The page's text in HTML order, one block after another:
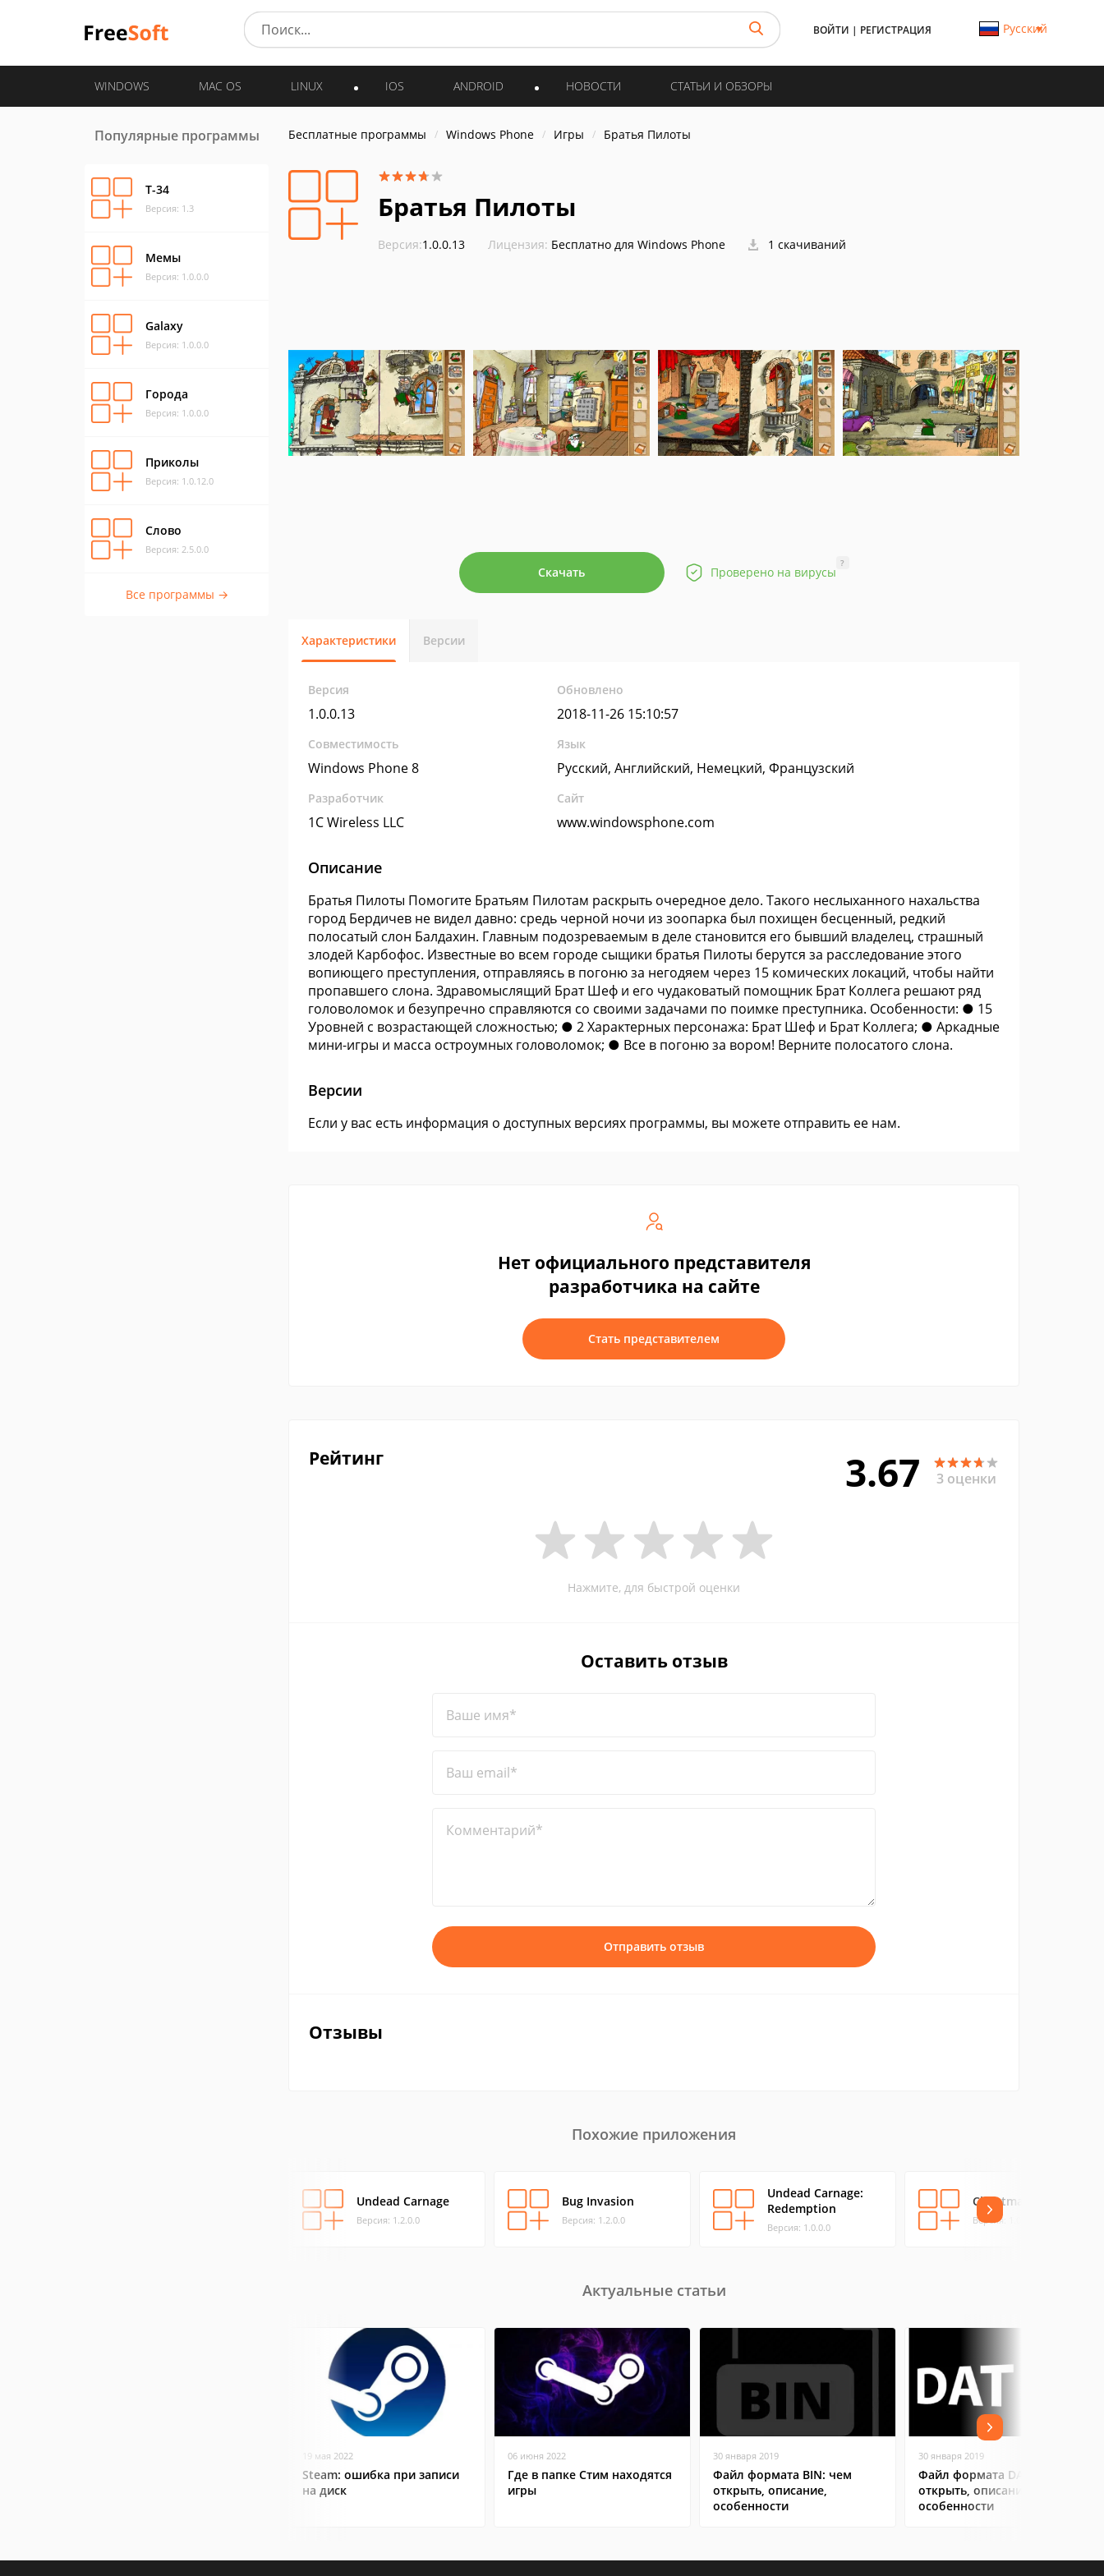
ВОЙТИ | РЕГИСТРАЦИЯ Русский
WINDOWS MAC OS LINUX IOS ANDROID НОВОСТИ СТАТЬИ И ОБЗОРЫ
Популярные программы
Т-34
Версия: 1.3
Мемы
Версия: 1.0.0.0
Galaxy
Версия: 1.0.0.0
Города
Версия: 1.0.0.0
Приколы
Версия: 1.0.12.0
Слово
Версия: 2.5.0.0
Все программы →
Бесплатные программы Windows Phone Игры Братья Пилоты
Братья Пилоты
Версия:1.0.0.13 Лицензия: Бесплатно для Windows Phone 1 скачиваний
Скачать Проверено на вирусы
?
Характеристики Версии
Версия
1.0.0.13
Обновлено
2018-11-26 15:10:57
Совместимость
Windows Phone 8
Язык
Русский, Английский, Немецкий, Французский
Разработчик
1C Wireless LLC
Сайт
www.windowsphone.com
Описание
Братья Пилоты Помогите Братьям Пилотам раскрыть очередное дело. Такого неслыханного нахальства
город Бердичев не видел давно: средь черной ночи из зоопарка был похищен бесценный, редкий
полосатый слон Балдахин. Главным подозреваемым в деле становится его бывший владелец, страшный
злодей Карбофос. Известные во всем городе сыщики братья Пилоты берутся за расследование этого
вопиющего преступления, отправляясь в погоню за негодяем через 15 комических локаций, чтобы найти
пропавшего слона. Здравомыслящий Брат Шеф и его чудаковатый помощник Брат Коллега решают ряд
головоломок и безупречно справляются со своими задачами по поимке преступника. Особенности: ● 15
Уровней с возрастающей сложностью; ● 2 Характерных персонажа: Брат Шеф и Брат Коллега; ● Аркадные
мини-игры и масса остроумных головоломок; ● Все в погоню за вором! Верните полосатого слона.
Версии
Если у вас есть информация о доступных версиях программы, вы можете отправить ее нам.
Нет официального представителя
разработчика на сайте
Стать представителем
Рейтинг 3.67 3 оценки
Нажмите, для быстрой оценки
Оставить отзыв
Ваше имя*
Ваш email*
Комментарий*
Отправить отзыв
Отзывы
Похожие приложения
Undead Carnage
Версия: 1.2.0.0
Bug Invasion
Версия: 1.2.0.0
Undead Carnage:
Redemption
Версия: 1.0.0.0
Christmas Mahjong
Версия: 1.0.0.4
Актуальные статьи
19 мая 2022
Steam: ошибка при записи
на диск
06 июня 2022
Где в папке Стим находятся
игры
30 января 2019
Файл формата BIN: чем
открыть, описание,
особенности
30 января 2019
Файл формата DAT: чем
открыть, описание,
особенности